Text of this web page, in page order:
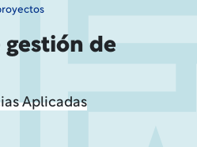
gestión de
Aplicadas